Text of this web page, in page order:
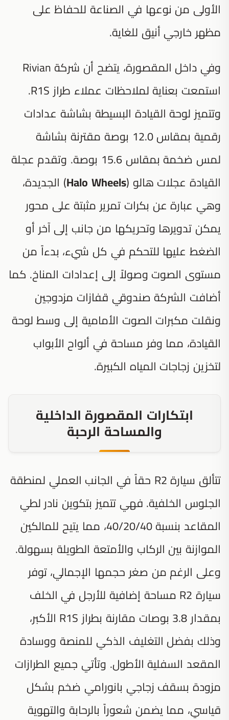
الأولى من نوعها في الصناعة للحفاظ على
مظهر خارجي أنيق للغاية.
وفي داخل المقصورة، يتضح أن شركة Rivian
استمعت بعناية لملاحظات عملاء طراز R1S.
وتتميز لوحة القيادة البسيطة بشاشة عدادات
رقمية بمقاس 12.0 بوصة مقترنة بشاشة
لمس ضخمة بمقاس 15.6 بوصة. وتقدم عجلة
القيادة عجلات هالو (Halo Wheels) الجديدة،
وهي عبارة عن بكرات تمرير مثبتة على محور
يمكن تدويرها وتحريكها من جانب إلى آخر أو
الضغط عليها للتحكم في كل شيء، بدءاً من
مستوى الصوت وصولاً إلى إعدادات المناخ. كما
أضافت الشركة صندوقي قفازات مزدوجين
ونقلت مكبرات الصوت الأمامية إلى وسط لوحة
القيادة، مما وفر مساحة في ألواح الأبواب
لتخزين زجاجات المياه الكبيرة.
ابتكارات المقصورة الداخلية
والمساحة الرحبة
تتألق سيارة R2 حقاً في الجانب العملي لمنطقة
الجلوس الخلفية. فهي تتميز بتكوين نادر لطي
المقاعد بنسبة 40/20/40، مما يتيح للمالكين
الموازنة بين الركاب والأمتعة الطويلة بسهولة.
وعلى الرغم من صغر حجمها الإجمالي، توفر
سيارة R2 مساحة إضافية للأرجل في الخلف
بمقدار 3.8 بوصات مقارنة بطراز R1S الأكبر،
وذلك بفضل التغليف الذكي للمنصة ووسادة
المقعد السفلية الأطول. وتأتي جميع الطرازات
مزودة بسقف زجاجي بانورامي ضخم بشكل
قياسي، مما يضمن شعوراً بالرحابة والتهوية